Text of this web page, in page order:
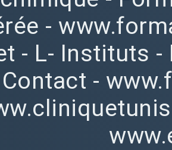
-
- L- Instituts -
Contact -